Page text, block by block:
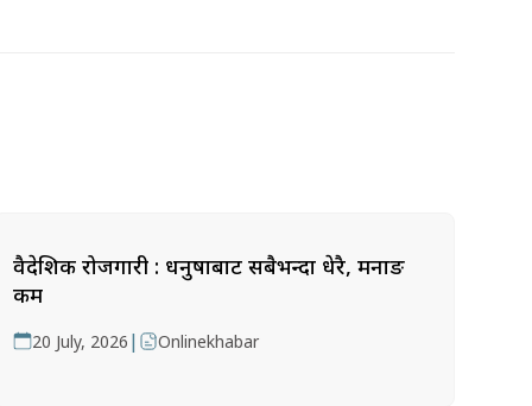
वैदेशिक रोजगारी : धनुषाबाट सबैभन्दा धेरै, मनाङ
कम
20 July, 2026 | Onlinekhabar